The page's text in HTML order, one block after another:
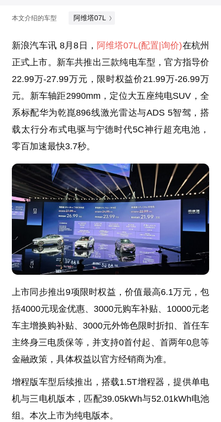
本文介绍的车型 阿维塔07L
新浪汽车讯 8月8日， 阿维塔07L(配置 |询价)在杭州
正式上市。新车共推出三款纯电车型，官方指导价
22.99万-27.99万元，限时权益价21.99万-26.99万
元。新车轴距2990mm，定位大五座纯电SUV，全
系标配华为乾崑896线激光雷达与ADS 5智驾，搭
载太行分布式电驱与宁德时代5C神行超充电池，
零百加速最快3.7秒。
上市同步推出9项限时权益，价值最高6.1万元，包
括4000元现金优惠、3000元购车补贴、10000元老
车主增换购补贴、3000元外饰色限时折扣、首任车
主终身三电质保等，并支持0首付起、首两年0息等
金融政策，具体权益以官方经销商为准。
增程版车型后续推出，搭载1.5T增程器，提供单电
机与三电机版本，匹配39.05kWh与52.01kWh电池
组。本次上市为纯电版本。